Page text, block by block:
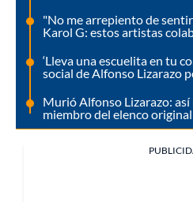
"No me arrepiento de
Karol G: estos artistas
‘Lleva una escuelita en tu
social de Alfonso Lizarazo
Murió Alfonso Lizarazo:
miembro del elenco original